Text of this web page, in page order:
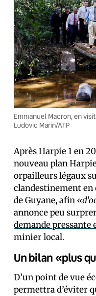
Emmanuel Macron, en
Ludovic Marin/AFP
Après Harpie 1 en
nouveau plan
orpailleurs légaux
clandestinement en
de Guyane, afin
annonce peu
demande pressante
minier local.
Un bilan «plus
D’un point de vue
permettra d’éviter